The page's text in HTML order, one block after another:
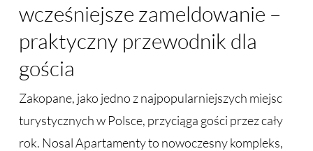
wcześniejsze zameldowanie –
praktyczny przewodnik dla
gościa
Zakopane, jako jedno z najpopularniejszych miejsc
turystycznych w Polsce, przyciąga gości przez cały
rok. Nosal Apartamenty to nowoczesny kompleks,